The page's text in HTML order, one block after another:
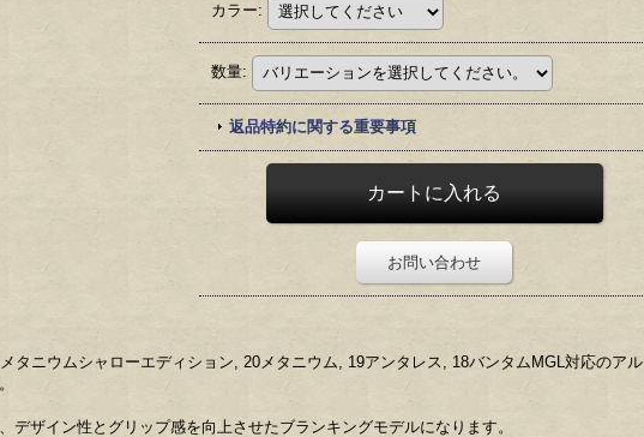
カラー:
数量:
返品特約に関する重要事項
お問い合わせ
タニウムシャローエディション, 20メタニウム, 19アンタレス, 18バンタムMGL対応のアル
デザイン性とグリップ感を向上させたブランキングモデルになります。